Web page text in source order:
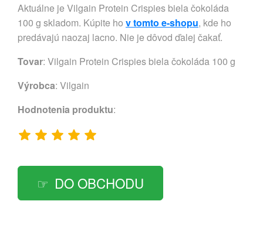
Aktuálne je Vilgain Protein Crispies biela čokoláda
100 g skladom. Kúpite ho v tomto e-shopu, kde ho
predávajú naozaj lacno. Nie je dôvod ďalej čakať.
Tovar: Vilgain Protein Crispies biela čokoláda 100 g
Výrobca: Vilgain
Hodnotenia produktu:
DO OBCHODU